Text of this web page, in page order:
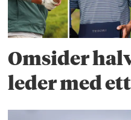
Omsider
leder med